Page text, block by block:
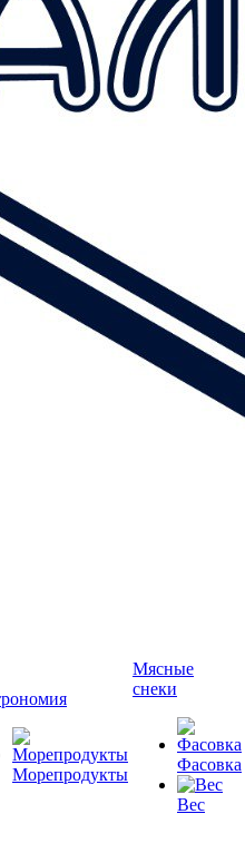
Морепродукты
Мясные
снеки
Фасовка
Вес